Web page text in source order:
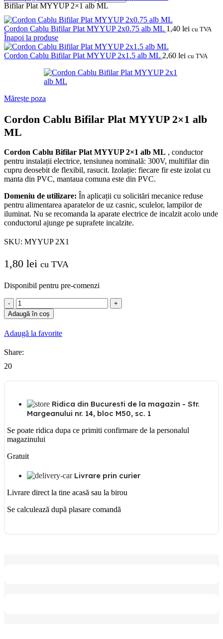
Bifilar Plat MYYUP 2×1 alb ML
Cordon Cablu Bifilar Plat MYYUP 2x0.75 alb ML 1,40 lei cu TVA
Înapoi la produse
Cordon Cablu Bifilar Plat MYYUP 2x1.5 alb ML 2,60 lei cu TVA
Mărește poza
Cordon Cablu Bifilar Plat MYYUP 2×1 alb
ML
Cordon Cablu Bifilar Plat MYYUP 2×1 alb ML , conductor
pentru instalații electrice, tensiunea nominală: 300V, multifilar din
cupru deosebit de flexibil, rasucit. Izolație: fiecare fir este izolat cu
manta din PVC, mantaua comuna este din PVC.
Domeniu de utilizare: În aplicații cu solicitări mecanice reduse
pentru alimentarea aparatelor de uz casnic, sculelor, lampilor de
iluminat. Nu se recomanda la aparate electrice de incalzit acolo unde
conductorul ajunge pe suprafete incalzite.
SKU: MYYUP 2X1
1,80 lei cu TVA
Disponibil pentru pre-comenzi
Cantitate
Cordon
Cablu
Bifilar
Plat
2x1
Adaugă în coș
Adaugă la favorite
Share:
20
Ridica din Bucuresti de la magazin - Str.
Margeanului nr. 14, bloc M50, sc. 1
Se poate ridica dupa ce primiti confirmare de la personalul
magazinului
Gratuit
Livrare prin curier
Livrare direct la tine acasă sau la birou
Se calculează după plasare comandă